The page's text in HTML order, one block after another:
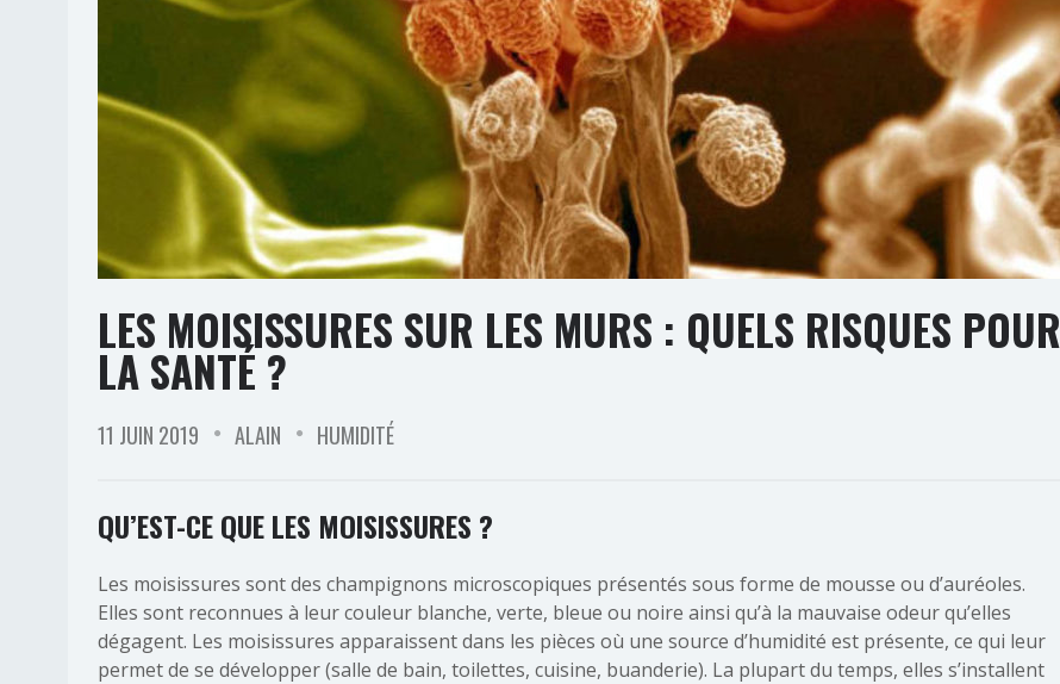
LES MOISISSURES SUR LES MURS : QUELS RISQUES POUR
LA SANTÉ ?
11 JUIN 2019 ALAIN HUMIDITÉ
QU’EST-CE QUE LES MOISISSURES ?
Les moisissures sont des champignons microscopiques présentés sous forme de mousse ou d’auréoles.
Elles sont reconnues à leur couleur blanche, verte, bleue ou noire ainsi qu’à la mauvaise odeur qu’elles
dégagent. Les moisissures apparaissent dans les pièces où une source d’humidité est présente, ce qui leur
permet de se développer (salle de bain, toilettes, cuisine, buanderie). La plupart du temps, elles s’installent